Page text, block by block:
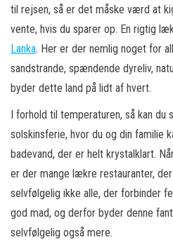
til rejsen, så er det måske værd at
vente, hvis du sparer op. En rigtig
Lanka. Her er der nemlig noget for
sandstrande, spændende dyreliv,
byder dette land på lidt af hvert.
I forhold til temperaturen, så kan
solskinsferie, hvor du og din familie
badevand, der er helt krystalklart.
er der mange lækre restauranter,
selvfølgelig ikke alle, der forbinder
god mad, og derfor byder denne
selvfølgelig også mere.